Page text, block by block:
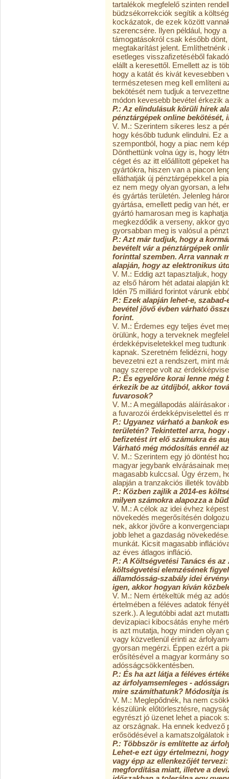
tartalékok megfelelő szinten
büdzsékorrekciók segítik a
kockázatok, de ezek között
szerencsére. Ilyen például, hogy
támogatásokról csak később
megtakarítást jelent.
esetleges visszafizetéséből
elállt a keresettől. Emellett az is
hogy a katát és kivát kevesebben
természetesen meg kell említeni
bekötését nem tudjuk a
módon kevesebb bevétel érkezik
P.: Az elindulásuk körüli hírek
pénztárgépek online bekötését,
V. M.: Szerintem sikeres lesz a
hogy később tudunk elindulni. Ez
szempontból, hogy a piac nem
Dönthettünk volna úgy is, hogy
céget és az itt előállított gépeket
gyártókra, hiszen van a piacon
elláthatják új pénztárgépekkel a
ez nem megy olyan gyorsan, a
és gyártás területén. Jelenleg
gyártása, emellett pedig van hét,
gyártó hamarosan meg is
megkezdődik a verseny, akkor
gyorsabban meg is valósul a
P.: Azt már tudjuk, hogy a
bevételt vár a pénztárgépek
forinttal szemben. Arra vannak
alapján, hogy az elektronikus
V. M.: Eddig azt tapasztaljuk,
az első három hét adatai alapján
Idén 75 milliárd forintot várunk
P.: Ezek alapján lehet-e,
bevétel jövő évben várható
forint.
V. M.: Érdemes egy teljes évet
örülünk, hogy a terveknek
érdekképviseletekkel meg
kapnak. Szeretném felidézni,
bevezetni ezt a rendszert, mint
nagy szerepe volt az
P.: És egyelőre korai lenne
érkezik be az útdíjból, akkor
fuvarosok?
V. M.: A megállapodás
a fuvarozói érdekképviselettel és
P.: Ugyanez várható a bankok
területén? Tekintettel arra,
befizetést írt elő számukra és
Várható még módosítás ennél
V. M.: Szerintem egy jó döntést
magyar jegybank elvárásainak
magasabb kulccsal. Úgy érzem,
alapján a tranzakciós illeték
P.: Közben zajlik a 2014-es
milyen számokra alapozza a
V. M.: A célok az idei évhez
növekedés megerősítésén
nek, akkor jövőre a
jobb lehet a gazdaság
munkát. Kicsit magasabb
az éves átlagos infláció.
P.: A Költségvetési Tanács és
költségvetési elemzésének
államdósság-szabály idei
igen, akkor hogyan kíván
V. M.: Nem értékeltük még az
értelmében a féléves adatok
szerk.). A legutóbbi adat azt
devizapiaci kibocsátás enyhe
is azt mutatja, hogy minden olyan
vagy közvetlenül érinti az
gyorsan megérzi. Éppen ezért a
erősítésével a magyar kormány
adósságcsökkentésben.
P.: És ha azt látja a féléves
az árfolyamsemleges -
mire számíthatunk? Módosítja
V. M.: Meglepődnék, ha nem
készülünk előtörlesztésre,
egyrészt jó üzenet lehet a piacok
az országnak. Ha ennek kedvező
erősödésével a kamatszolgálatok
P.: Többször is említette az
Lehet-e ezt úgy értelmezni,
vagy épp az ellenkezőjét
megfordítása miatt, illetve a